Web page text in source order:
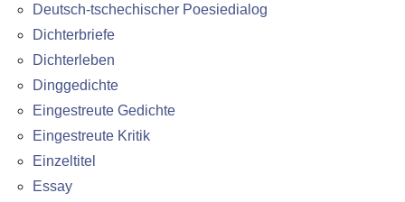
Deutsch-tschechischer Poesiedialog
Dichterbriefe
Dichterleben
Dinggedichte
Eingestreute Gedichte
Eingestreute Kritik
Einzeltitel
Essay